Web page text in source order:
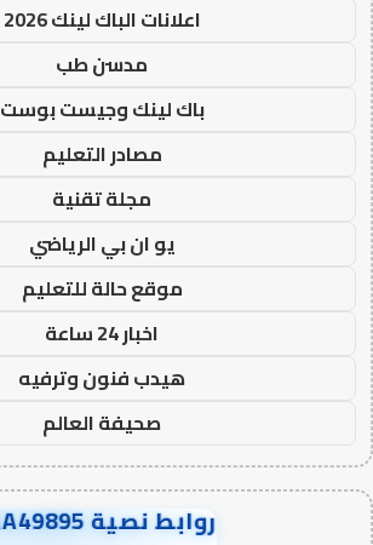
اعلانات الباك لينك 2026
مدسن طب
باك لينك وجيست بوست
مصادر التعليم
مجلة تقنية
يو ان بي الرياضي
موقع حالة للتعليم
اخبار 24 ساعة
هيدب فنون وترفيه
صحيفة العالم
روابط نصية AA49895